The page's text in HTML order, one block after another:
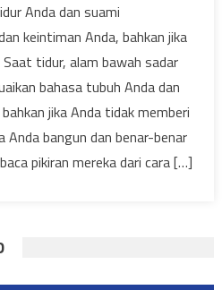
Anda dan suami
keintiman Anda, bahkan jika
tidur, alam bawah sadar
bahasa tubuh Anda dan
jika Anda tidak memberi
bangun dan benar-benar
pikiran mereka dari cara […]